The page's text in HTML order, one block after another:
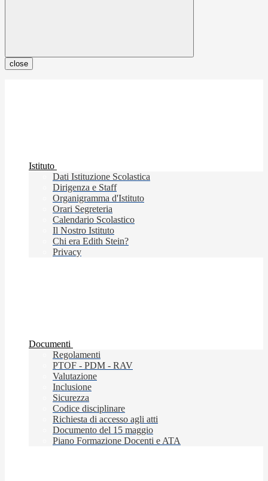
close
Istituto
Dati Istituzione Scolastica
Dirigenza e Staff
Organigramma d'Istituto
Orari Segreteria
Calendario Scolastico
Il Nostro Istituto
Chi era Edith Stein?
Privacy
Documenti
Regolamenti
PTOF - PDM - RAV
Valutazione
Inclusione
Sicurezza
Codice disciplinare
Richiesta di accesso agli atti
Documento del 15 maggio
Piano Formazione Docenti e ATA